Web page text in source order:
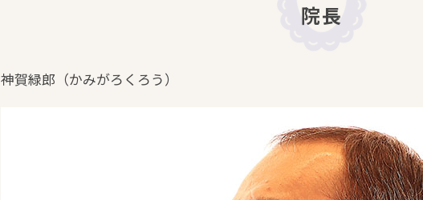
院長
神賀緑郎（かみがろくろう）